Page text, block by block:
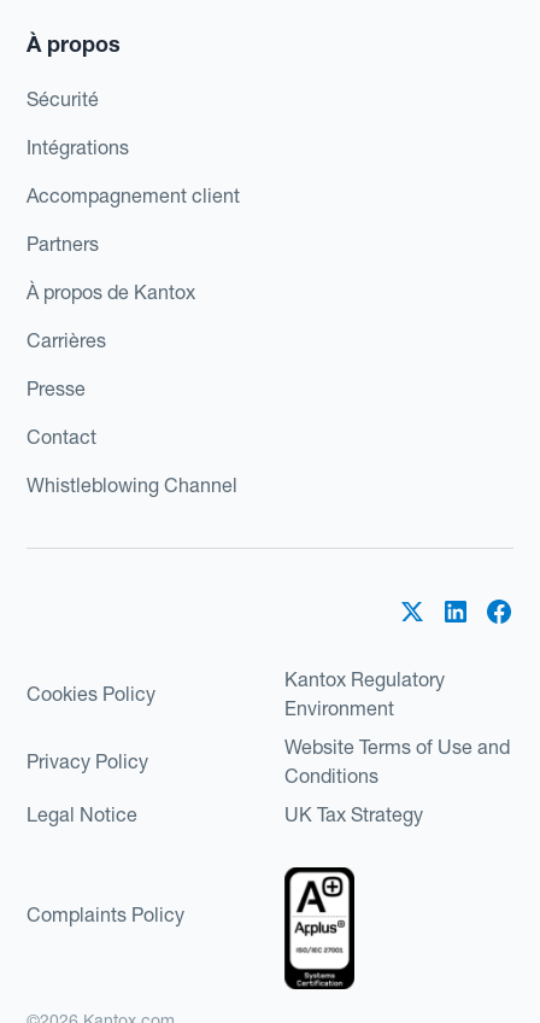
À propos
Sécurité
Intégrations
Accompagnement client
Partners
À propos de Kantox
Carrières
Presse
Contact
Whistleblowing Channel
Cookies Policy
Kantox Regulatory
Environment
Privacy Policy
Website Terms of Use and
Conditions
Legal Notice
UK Tax Strategy
Complaints Policy